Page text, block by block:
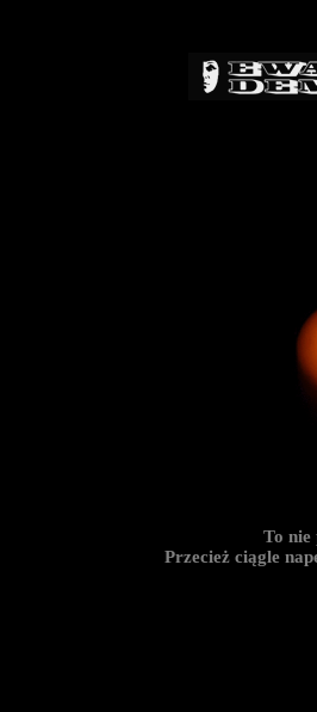
To nie
Przecież ciągle